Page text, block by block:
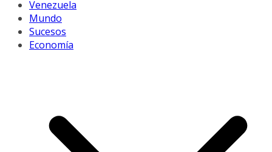
Venezuela
Mundo
Sucesos
Economía